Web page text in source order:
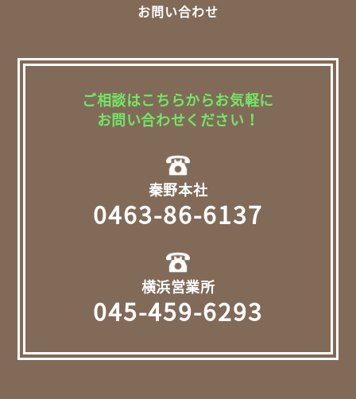
お問い合わせ
ご相談はこちらからお気軽に
お問い合わせください！
秦野本社
0463-86-6137
横浜営業所
045-459-6293